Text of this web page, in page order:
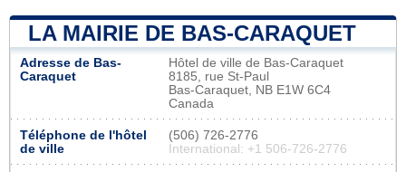
LA MAIRIE DE BAS-CARAQUET
Adresse de Bas-
Caraquet
Hôtel de ville de Bas-Caraquet
8185, rue St-Paul
Bas-Caraquet, NB E1W 6C4
Canada
Téléphone de l'hôtel
de ville
(506) 726-2776
International: +1 506-726-2776